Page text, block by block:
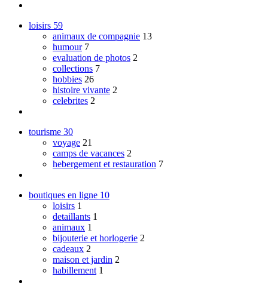
loisirs 59
animaux de compagnie 13
humour 7
evaluation de photos 2
collections 7
hobbies 26
histoire vivante 2
celebrites 2
tourisme 30
voyage 21
camps de vacances 2
hebergement et restauration 7
boutiques en ligne 10
loisirs 1
detaillants 1
animaux 1
bijouterie et horlogerie 2
cadeaux 2
maison et jardin 2
habillement 1